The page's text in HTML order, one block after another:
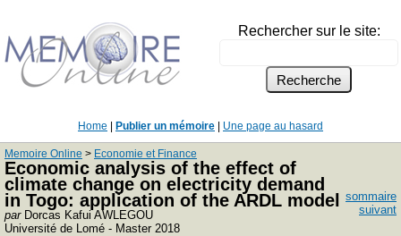
Rechercher sur le site:
Home Publier un mémoire Une page au hasard
Memoire Online > Economie et Finance
Economic analysis of the effect of
climate change on electricity demand
in Togo: application of the ARDL model
parDorcas Kafui AWLEGOU
Université de Lomé - Master 2018
sommaire
suivant